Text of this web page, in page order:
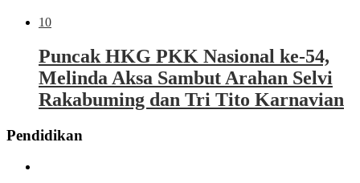
10
Puncak HKG PKK Nasional ke-54,
Melinda Aksa Sambut Arahan Selvi
Rakabuming dan Tri Tito Karnavian
Pendidikan